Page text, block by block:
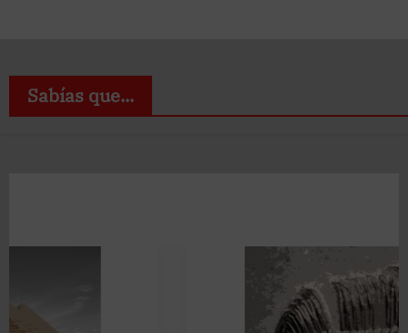
Sabías que...